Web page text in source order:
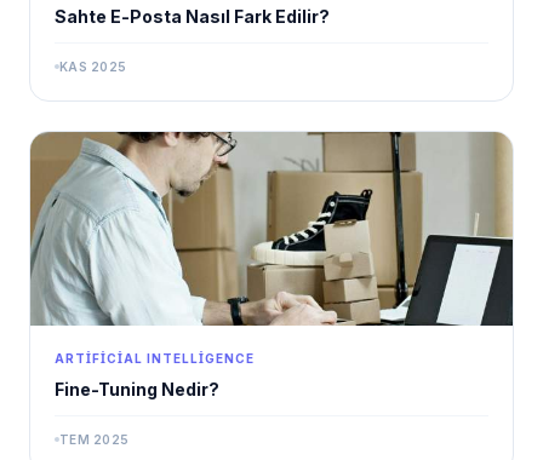
Sahte E-Posta Nasıl Fark Edilir?
KAS 2025
ARTIFICIAL INTELLIGENCE
Fine-Tuning Nedir?
TEM 2025